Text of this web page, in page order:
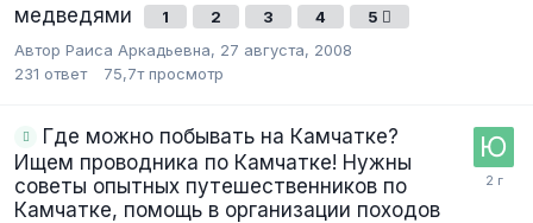
медведями
1 2 3 4
5
Автор Раиса Аркадьевна, 27 августа, 2008
231 ответ 75,7т просмотр
Где можно побывать на Камчатке?
Ищем проводника по Камчатке! Нужны
советы опытных путешественников по
Камчатке, помощь в организации походов